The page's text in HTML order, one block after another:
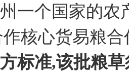
一个国家的农
核心货易粮
标准,该批粮